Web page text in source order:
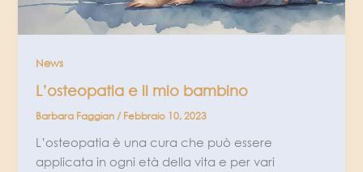
News
L’osteopatia e il mio bambino
Barbara Faggian /Febbraio 10, 2023
L’osteopatia è una cura che può essere
applicata in ogni età della vita e per vari